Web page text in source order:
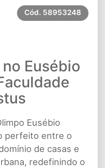
Cód. 58953248
Eusébio
Eusébio
perfeito entre o
de casas e
redefinindo o